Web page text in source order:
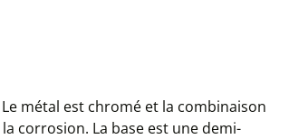
métal est chromé et la combinaison
corrosion. La base est une demi-